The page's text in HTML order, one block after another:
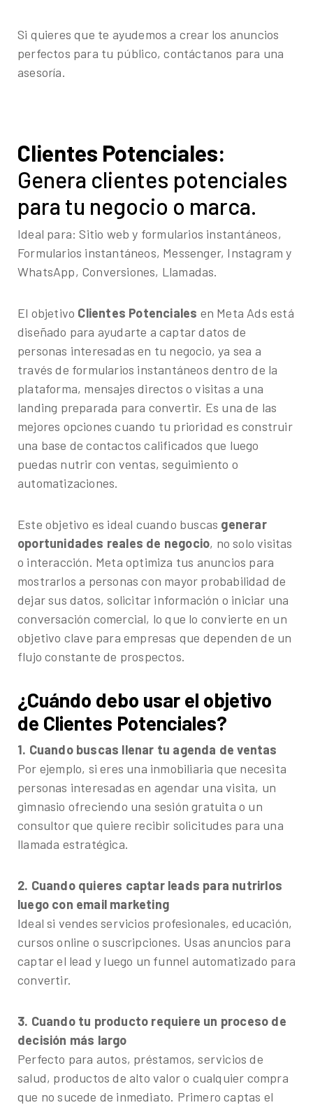
Si quieres que te ayudemos a crear los anuncios
perfectos para tu público, contáctanos para una
asesoría.
Clientes Potenciales:
Genera clientes potenciales
para tu negocio o marca.
Ideal para: Sitio web y formularios instantáneos,
Formularios instantáneos, Messenger, Instagram y
WhatsApp, Conversiones, Llamadas.
El objetivo Clientes Potenciales en Meta Ads está
diseñado para ayudarte a captar datos de
personas interesadas en tu negocio, ya sea a
través de formularios instantáneos dentro de la
plataforma, mensajes directos o visitas a una
landing preparada para convertir. Es una de las
mejores opciones cuando tu prioridad es construir
una base de contactos calificados que luego
puedas nutrir con ventas, seguimiento o
automatizaciones.
Este objetivo es ideal cuando buscas generar
oportunidades reales de negocio, no solo visitas
o interacción. Meta optimiza tus anuncios para
mostrarlos a personas con mayor probabilidad de
dejar sus datos, solicitar información o iniciar una
conversación comercial, lo que lo convierte en un
objetivo clave para empresas que dependen de un
flujo constante de prospectos.
¿Cuándo debo usar el objetivo
de Clientes Potenciales?
1. Cuando buscas llenar tu agenda de ventas
Por ejemplo, si eres una inmobiliaria que necesita
personas interesadas en agendar una visita, un
gimnasio ofreciendo una sesión gratuita o un
consultor que quiere recibir solicitudes para una
llamada estratégica.
2. Cuando quieres captar leads para nutrirlos
luego con email marketing
Ideal si vendes servicios profesionales, educación,
cursos online o suscripciones. Usas anuncios para
captar el lead y luego un funnel automatizado para
convertir.
3. Cuando tu producto requiere un proceso de
decisión más largo
Perfecto para autos, préstamos, servicios de
salud, productos de alto valor o cualquier compra
que no sucede de inmediato. Primero captas el